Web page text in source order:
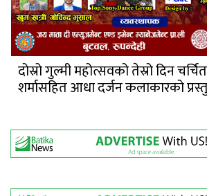
दोस्रो गुल्मी महोत्सवको तेस्रो दिन
शर्मासहित आधा दर्जन कलाकारको